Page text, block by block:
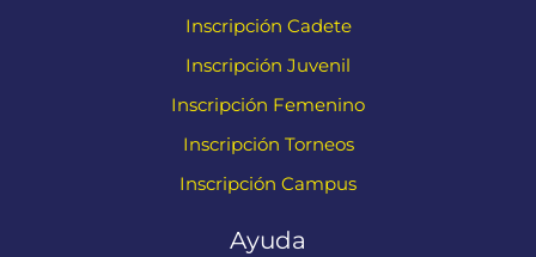
Inscripción Cadete
Inscripción Juvenil
Inscripción Femenino
Inscripción Torneos
Inscripción Campus
Ayuda